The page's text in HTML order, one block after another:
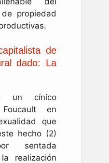
propiedad
de
dado: La
un cínico
en
que
hecho (2)
sentada
realización